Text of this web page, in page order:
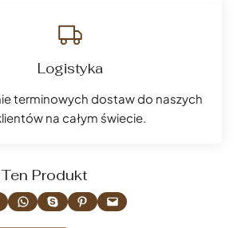
Logistyka
terminowych dostaw do naszych
na całym świecie.
Produkt
Udostępnij na WhatsApp
Udostępnianie na SkypeUdostępnij na Pinterest
Wyślij tę stronę e-mailem